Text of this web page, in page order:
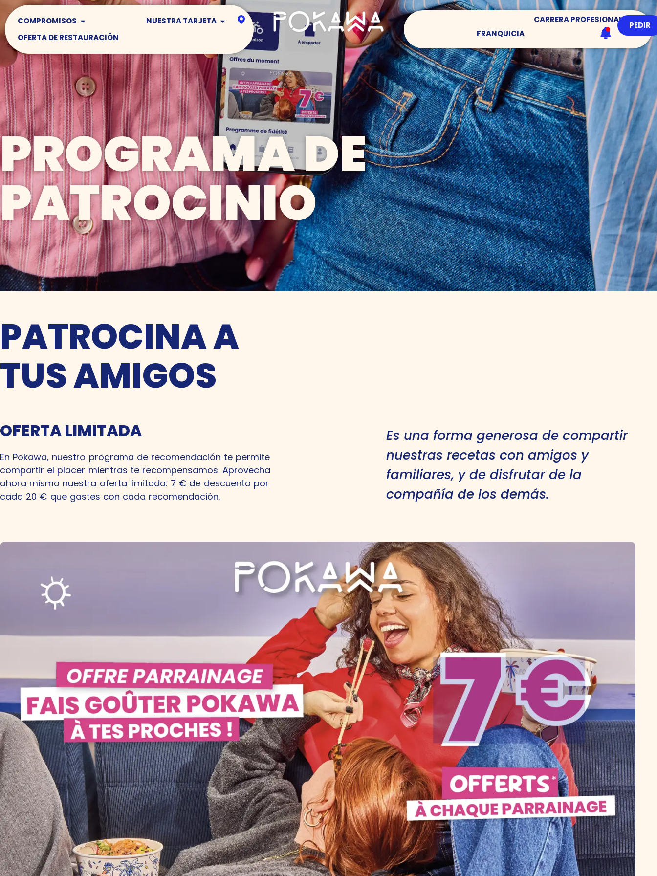
CARRERA PROFESIONAL
FRANQUICIA
PEDIR
COMPROMISOS
NUESTRA TARJETA
OFERTA DE RESTAURACIÓN
PROGRAMA DE
PATROCINIO
PATROCINA A
TUS AMIGOS
OFERTA LIMITADA
En Pokawa, nuestro programa de recomendación te permite
compartir el placer mientras te recompensamos. Aprovecha
ahora mismo nuestra oferta limitada: 7 € de descuento por
cada 20 € que gastes con cada recomendación.
Es una forma generosa de compartir
nuestras recetas con amigos y
familiares, y de disfrutar de la
compañía de los demás.